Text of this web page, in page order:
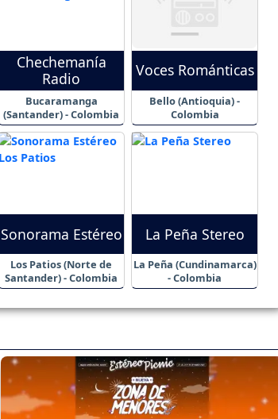
Chechemanía
Radio
Bucaramanga
(Santander) - Colombia
Voces Románticas
Bello (Antioquia) -
Colombia
Sonorama Estéreo
Los Patios (Norte de
Santander) - Colombia
La Peña Stereo
La Peña (Cundinamarca)
- Colombia